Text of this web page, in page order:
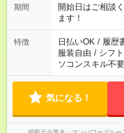
派遣法（日雇い
業はご案内が難
期間
開始日はご相談
ます！
特徴 日払いOK / 履歴
服装自由 / シフ
ソコンスキル不要
気になる！